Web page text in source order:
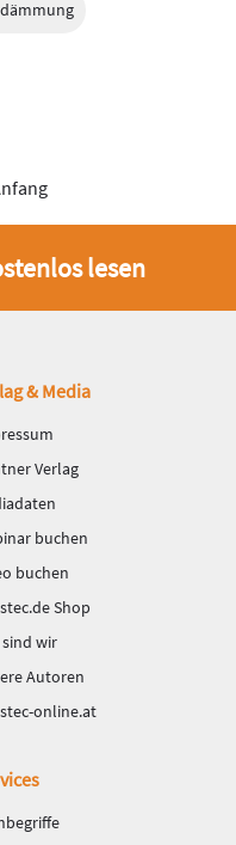
lesen
& Media
Verlag
buchen
buchen
Shop
sind wir
Autoren
online.at